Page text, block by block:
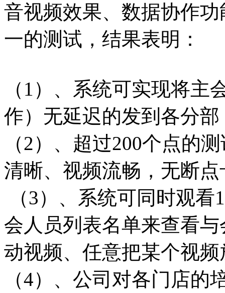
音视频效果、数据协作
一的测试，结果表明：
（1）、系统可实现将
作）无延迟的发到各分
（2）、超过200个点的
清晰、视频流畅，无断
（3）、系统可同时观
会人员列表名单来查看
动视频、任意把某个视
（4）、公司对各门店